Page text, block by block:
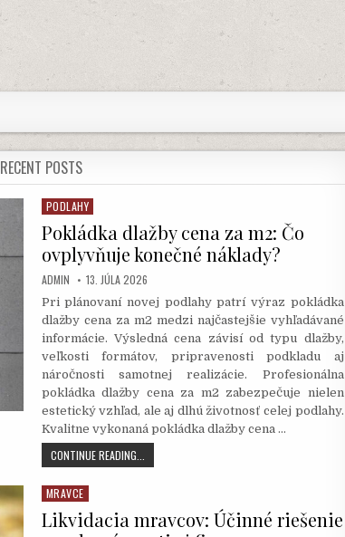
RECENT POSTS
Posted
in
PODLAHY
Pokládka dlažby cena za m2: Čo
ovplyvňuje konečné náklady?
AUTHOR:
ADMIN PUBLISHED
DATE:
13. JÚLA 2026
Pri plánovaní novej podlahy patrí výraz pokládka
dlažby cena za m2 medzi najčastejšie vyhľadávané
informácie. Výsledná cena závisí od typu dlažby,
veľkosti formátov, pripravenosti podkladu aj
náročnosti samotnej realizácie. Profesionálna
pokládka dlažby cena za m2 zabezpečuje nielen
estetický vzhľad, ale aj dlhú životnosť celej podlahy.
Kvalitne vykonaná pokládka dlažby cena …
CONTINUE READING...
DLAŽBY
M2:
ČO
Posted
in
MRAVCE
Likvidacia mravcov: Účinné riešenie